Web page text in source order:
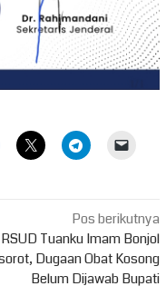
Pos berikutnya
RSUD Tuanku Imam Bonjol
Dugaan Obat Kosong
Belum Dijawab Bupati